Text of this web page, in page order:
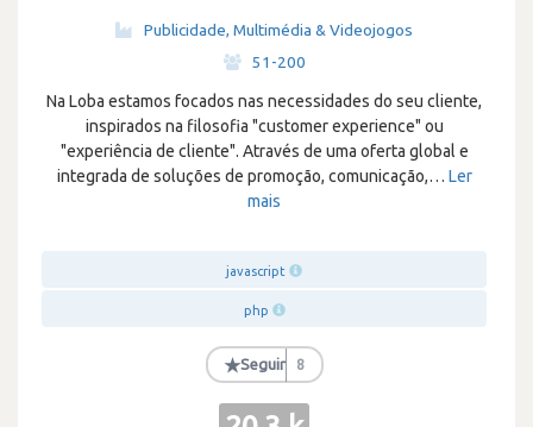
Publicidade, Multimédia & Videojogos
51-200
Na Loba estamos focados nas necessidades do seu cliente,
inspirados na filosofia "customer experience" ou
"experiência de cliente". Através de uma oferta global e
integrada de soluções de promoção, comunicação,… Ler
mais
javascript
php
★Seguir 8